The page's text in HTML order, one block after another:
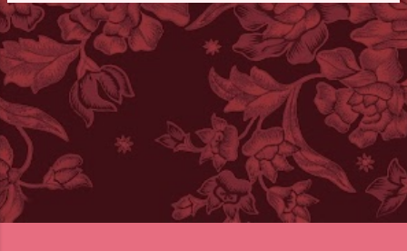
i
đ
ă
n
g